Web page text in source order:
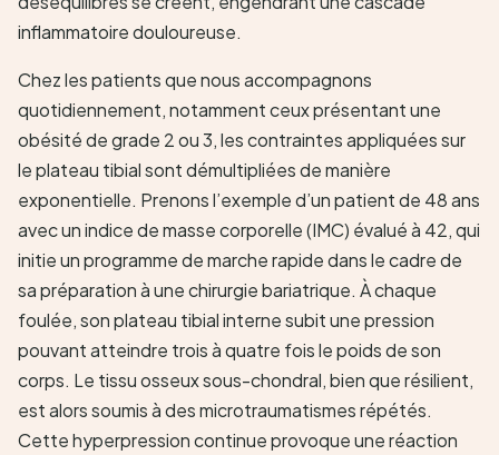
inflammatoire douloureuse.
Chez les patients que nous accompagnons
quotidiennement, notamment ceux présentant une
obésité de grade 2 ou 3, les contraintes appliquées sur
le plateau tibial sont démultipliées de manière
exponentielle. Prenons l’exemple d’un patient de 48 ans
avec un indice de masse corporelle (IMC) évalué à 42, qui
initie un programme de marche rapide dans le cadre de
sa préparation à une chirurgie bariatrique. À chaque
foulée, son plateau tibial interne subit une pression
pouvant atteindre trois à quatre fois le poids de son
corps. Le tissu osseux sous-chondral, bien que résilient,
est alors soumis à des microtraumatismes répétés.
Cette hyperpression continue provoque une réaction